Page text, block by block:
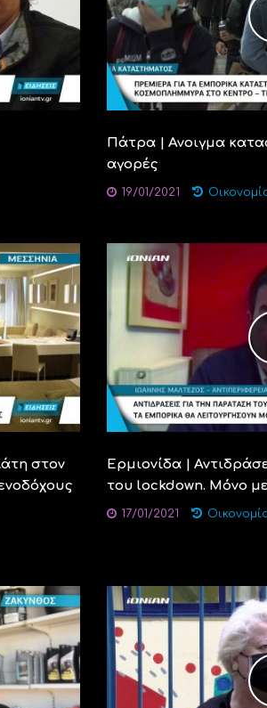
Πάτρα | Ανοιγμα
αγορές
19/01/2021
στον
Ερμιονίδα |
του lockdown. Μόνο
17/01/2021